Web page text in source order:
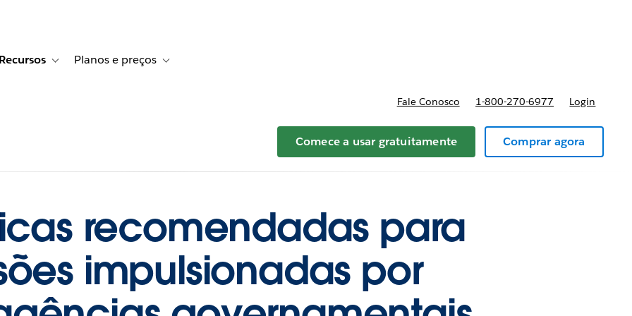
Histórias de clientes
sub-navigation for Soluções
Recursos Toggle sub-navigation for Recursos
Planos e preços Toggle sub-navigation for Planos e preços
Fale Conosco 1-800-270-6977 Login
Comece a usar gratuitamente Comprar agora
recomendadas para
impulsionadas por